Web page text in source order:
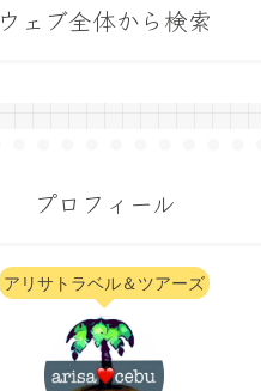
ウェブ全体から検索
プロフィール
アリサトラベル＆ツアーズ